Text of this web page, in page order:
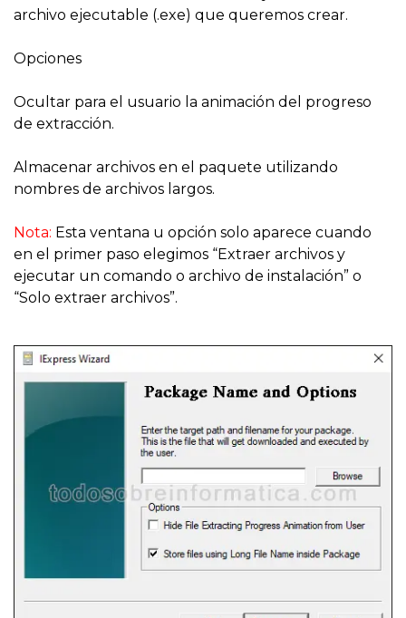
archivo ejecutable (.exe) que queremos crear.
Opciones
Ocultar para el usuario la animación del progreso
de extracción.
Almacenar archivos en el paquete utilizando
nombres de archivos largos.
Nota: Esta ventana u opción solo aparece cuando
en el primer paso elegimos “Extraer archivos y
ejecutar un comando o archivo de instalación” o
“Solo extraer archivos”.